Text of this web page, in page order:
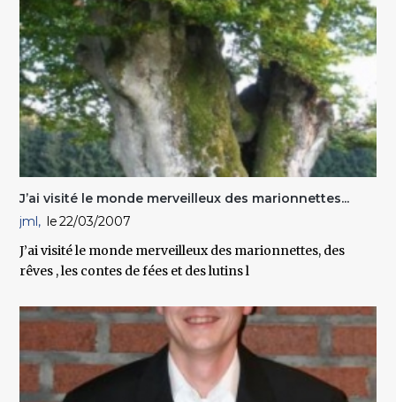
J’ai visité le monde merveilleux des marionnettes...
jml
22/03/2007
J’ai visité le monde merveilleux des marionnettes, des
rêves , les contes de fées et des lutins l